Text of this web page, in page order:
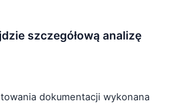
szczegółową analizę
dokumentacji wykonana